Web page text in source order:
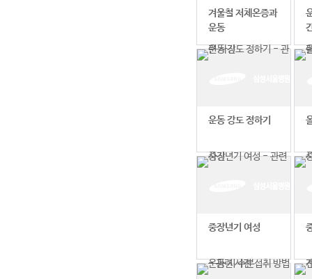
겨울철 저체온증과
운동
운동 강도 정하기
중장년기 여성